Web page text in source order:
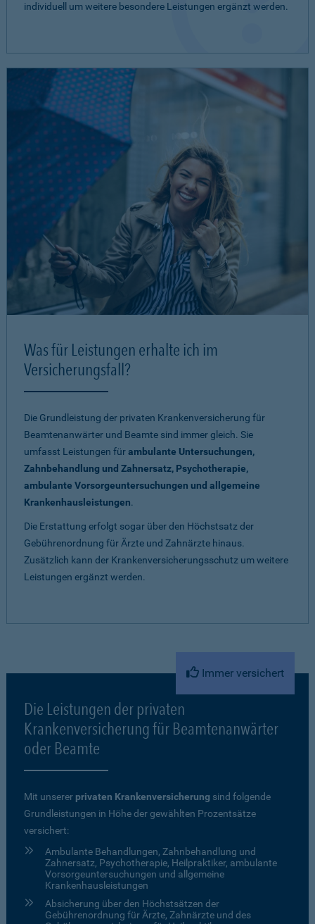
individuell um weitere besondere Leistungen ergänzt werden.
Was für Leistungen erhalte ich im
Versicherungsfall?
Die Grundleistung der privaten Krankenversicherung für
Beamtenanwärter und Beamte sind immer gleich. Sie
umfasst Leistungen fürambulante Untersuchungen,
Zahnbehandlung und Zahnersatz, Psychotherapie,
ambulante Vorsorgeuntersuchungen und allgemeine
Krankenhausleistungen.
Die Erstattung erfolgt sogar über den Höchstsatz der
Gebührenordnung für Ärzte und Zahnärzte hinaus.
Zusätzlich kann der Krankenversicherungsschutz um weitere
Leistungen ergänzt werden.
Immer versichert
Die Leistungen der privaten
Krankenversicherung für Beamtenanwärter
oder Beamte
Mit unserer privaten Krankenversicherung sind folgende
Grundleistungen in Höhe der gewählten Prozentsätze
versichert:
Ambulante Behandlungen, Zahnbehandlung und
Zahnersatz, Psychotherapie, Heilpraktiker, ambulante
Vorsorgeuntersuchungen und allgemeine
Krankenhausleistungen
Absicherung über den Höchstsätzen der
Gebührenordnung für Ärzte, Zahnärzte und des